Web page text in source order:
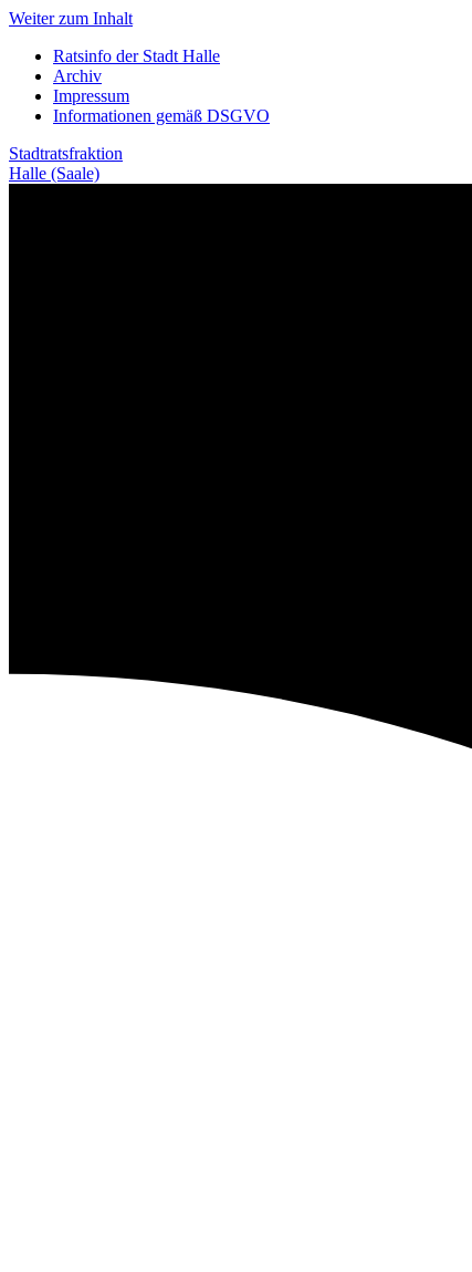
Weiter zum Inhalt
Ratsinfo der Stadt Halle
Archiv
Impressum
Informationen gemäß DSGVO
Stadtratsfraktion
Halle (Saale)